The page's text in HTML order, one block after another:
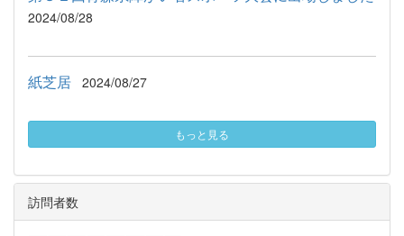
2024/08/28
紙芝居 2024/08/27
もっと見る
訪問者数